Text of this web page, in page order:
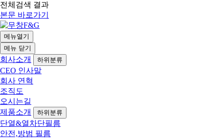
전체검색 결과
본문 바로가기
메뉴열기
메뉴 닫기
회사소개 하위분류
CEO 인사말
회사 연혁
조직도
오시는길
제품소개
하위분류
단열&열차단필름
안전,방범 필름